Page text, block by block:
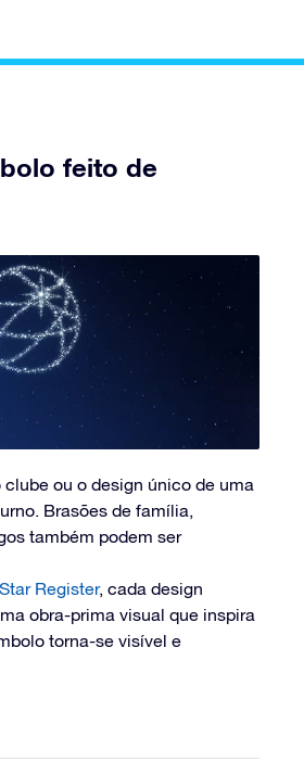
feito de
ou o design único de uma
Brasões de família,
também podem ser
Register, cada design
obra-prima visual que inspira
torna-se visível e